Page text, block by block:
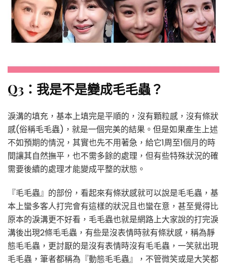
Q3：我是不是變成毛毛蟲？
淚溝的填充，基本上填完是平順的，沒有顆粒感，沒有條狀
感(俗稱毛毛蟲)，就是一個完美的結果。但是如果產生上述
不如預期的情況，其實也先不用著急，給它1周至1個月的時
間讓其自然撫平，也不需多餘的處理，但有些特殊狀況的確
需要後續的處理才能變成平整的狀態。
『毛毛蟲』的部份，看起來有條狀感就可以說是毛毛蟲，基
本上蠻多客人打完會有這樣的狀況且也蠻在意，甚至覺得比
原本的淚溝更不好看，毛毛蟲也就是網路上大家說的打完淚
溝後出現2條毛毛蟲，有些是沒表情時就有條狀感，稱為靜
態毛毛蟲，更討厭的是沒有表情時沒有毛毛蟲，一笑就出現
毛毛蟲，筆者都稱為『動態毛毛蟲』，不管微笑或是大笑都